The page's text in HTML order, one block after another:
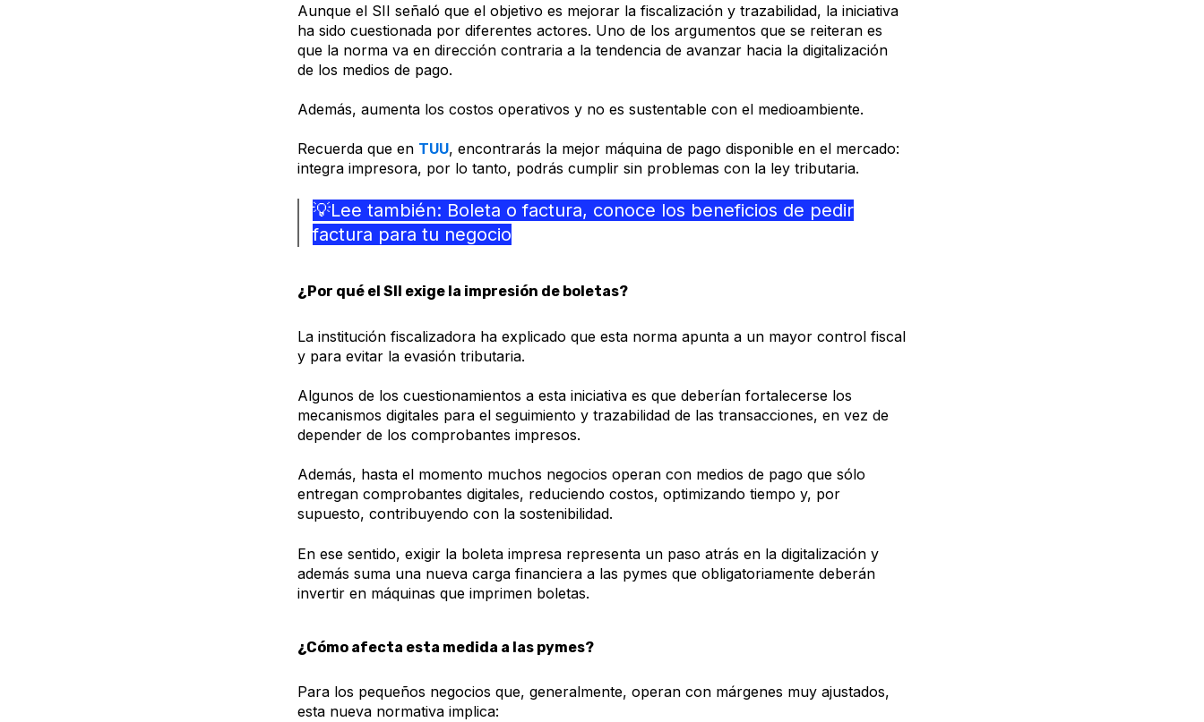
Aunque el SII señaló que el objetivo es mejorar la fiscalización y trazabilidad, la iniciativa
ha sido cuestionada por diferentes actores. Uno de los argumentos que se reiteran es
que la norma va en dirección contraria a la tendencia de avanzar hacia la digitalización
de los medios de pago.
Además, aumenta los costos operativos y no es sustentable con el medioambiente.
Recuerda que en TUU, encontrarás la mejor máquina de pago disponible en el mercado:
integra impresora, por lo tanto, podrás cumplir sin problemas con la ley tributaria.
💡Lee también: Boleta o factura, conoce los beneficios de pedir
factura para tu negocio
¿Por qué el SII exige la impresión de boletas?
La institución fiscalizadora ha explicado que esta norma apunta a un mayor control fiscal
y para evitar la evasión tributaria.
Algunos de los cuestionamientos a esta iniciativa es que deberían fortalecerse los
mecanismos digitales para el seguimiento y trazabilidad de las transacciones, en vez de
depender de los comprobantes impresos.
Además, hasta el momento muchos negocios operan con medios de pago que sólo
entregan comprobantes digitales, reduciendo costos, optimizando tiempo y, por
supuesto, contribuyendo con la sostenibilidad.
En ese sentido, exigir la boleta impresa representa un paso atrás en la digitalización y
además suma una nueva carga financiera a las pymes que obligatoriamente deberán
invertir en máquinas que imprimen boletas.
¿Cómo afecta esta medida a las pymes?
Para los pequeños negocios que, generalmente, operan con márgenes muy ajustados,
esta nueva normativa implica: